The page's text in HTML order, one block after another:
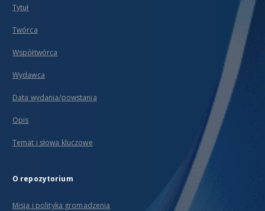
Tytuł
Twórca
Współtwórca
Wydawca
Data wydania/powstania
Opis
Temat i słowa kluczowe
O repozytorium
Misja i polityka gromadzenia